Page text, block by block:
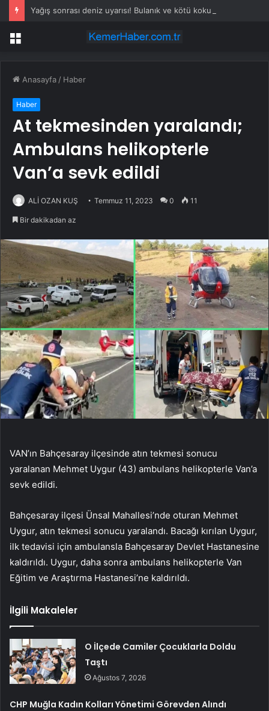
Menü
Anasayfa / Haber
Haber
At tekmesinden yaralandı;
Ambulans helikopterle
Van’a sevk edildi
ALİ OZAN KUŞ Temmuz 11, 2023 0 11
Bir dakikadan az
VAN’ın Bahçesaray ilçesinde atın tekmesi sonucu
yaralanan Mehmet Uygur (43) ambulans helikopterle Van’a
sevk edildi.
Bahçesaray ilçesi Ünsal Mahallesi’nde oturan Mehmet
Uygur, atın tekmesi sonucu yaralandı. Bacağı kırılan Uygur,
ilk tedavisi için ambulansla Bahçesaray Devlet Hastanesine
kaldırıldı. Uygur, daha sonra ambulans helikopterle Van
Eğitim ve Araştırma Hastanesi’ne kaldırıldı.
İlgili Makaleler
O İlçede Camiler Çocuklarla Doldu
Taştı
Ağustos 7, 2026
CHP Muğla Kadın Kolları Yönetimi Görevden Alındı